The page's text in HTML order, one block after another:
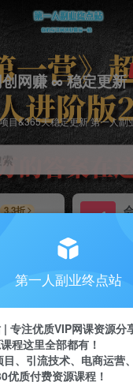
网赚 ∞ 稳定更新
目&365天稳定更新 第一人
3.3折
达70%第一人副业终点站
专注优质VIP网课资源分
程这里全部都有！
、引流技术、电商运营
优质付费资源课程！